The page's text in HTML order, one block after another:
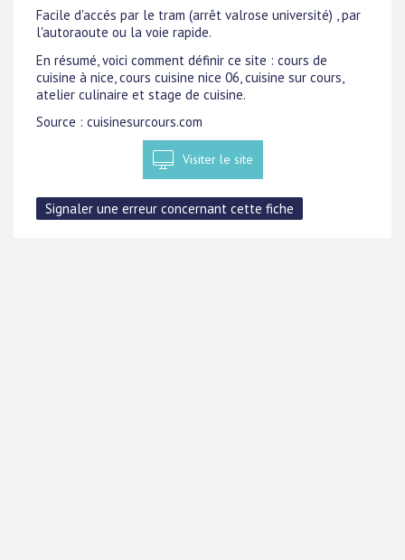
Facile d'accés par le tram (arrêt valrose université) , par
l'autoraoute ou la voie rapide.
En résumé, voici comment définir ce site : cours de
cuisine à nice, cours cuisine nice 06, cuisine sur cours,
atelier culinaire et stage de cuisine.
Source : cuisinesurcours.com
Visiter le site